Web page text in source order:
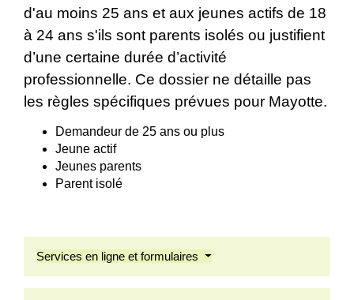
d'au moins 25 ans et aux jeunes actifs de 18
à 24 ans s'ils sont parents isolés ou justifient
d’une certaine durée d’activité
professionnelle. Ce dossier ne détaille pas
les règles spécifiques prévues pour Mayotte.
Demandeur de 25 ans ou plus
Jeune actif
Jeunes parents
Parent isolé
Services en ligne et formulaires